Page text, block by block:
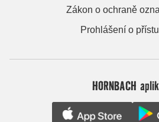
Zákon o ochraně
Prohlášení o
HORNBACH